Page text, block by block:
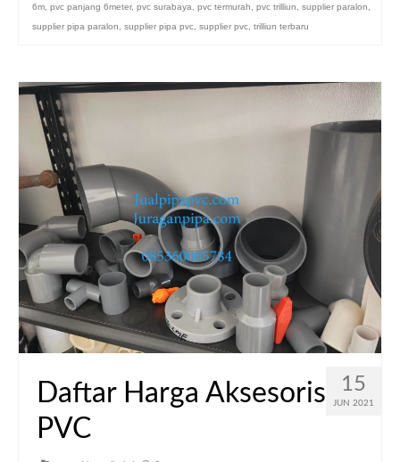
6m pvc panjang 6meter, pvc surabaya pvc termurah pvc trilliun supplier paralon
supplier pipa paralon
supplier pipa pvc supplier pvc trilliun terbaru
15
JUN 2021
Daftar Harga Aksesoris
PVC